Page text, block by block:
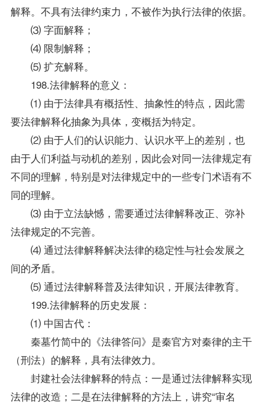
解释。不具有法律约束力，不被作为执行法律的依据。
⑶ 字面解释；
⑷ 限制解释；
⑸ 扩充解释。
198.法律解释的意义：
⑴ 由于法律具有概括性、抽象性的特点，因此需
要法律解释化抽象为具体，变概括为特定。
⑵ 由于人们的认识能力、认识水平上的差别，也
由于人们利益与动机的差别，因此会对同一法律规定有
不同的理解，特别是对法律规定中的一些专门术语有不
同的理解。
⑶ 由于立法缺憾，需要通过法律解释改正、弥补
法律规定的不完善。
⑷ 通过法律解释解决法律的稳定性与社会发展之
间的矛盾。
⑸ 通过法律解释普及法律知识，开展法律教育。
199.法律解释的历史发展：
⑴ 中国古代：
秦墓竹简中的《法律答问》是秦官方对秦律的主干
（刑法）的解释，具有法律效力。
封建社会法律解释的特点：一是通过法律解释实现
法律的改造；二是在法律解释的方法上，讲究“审名